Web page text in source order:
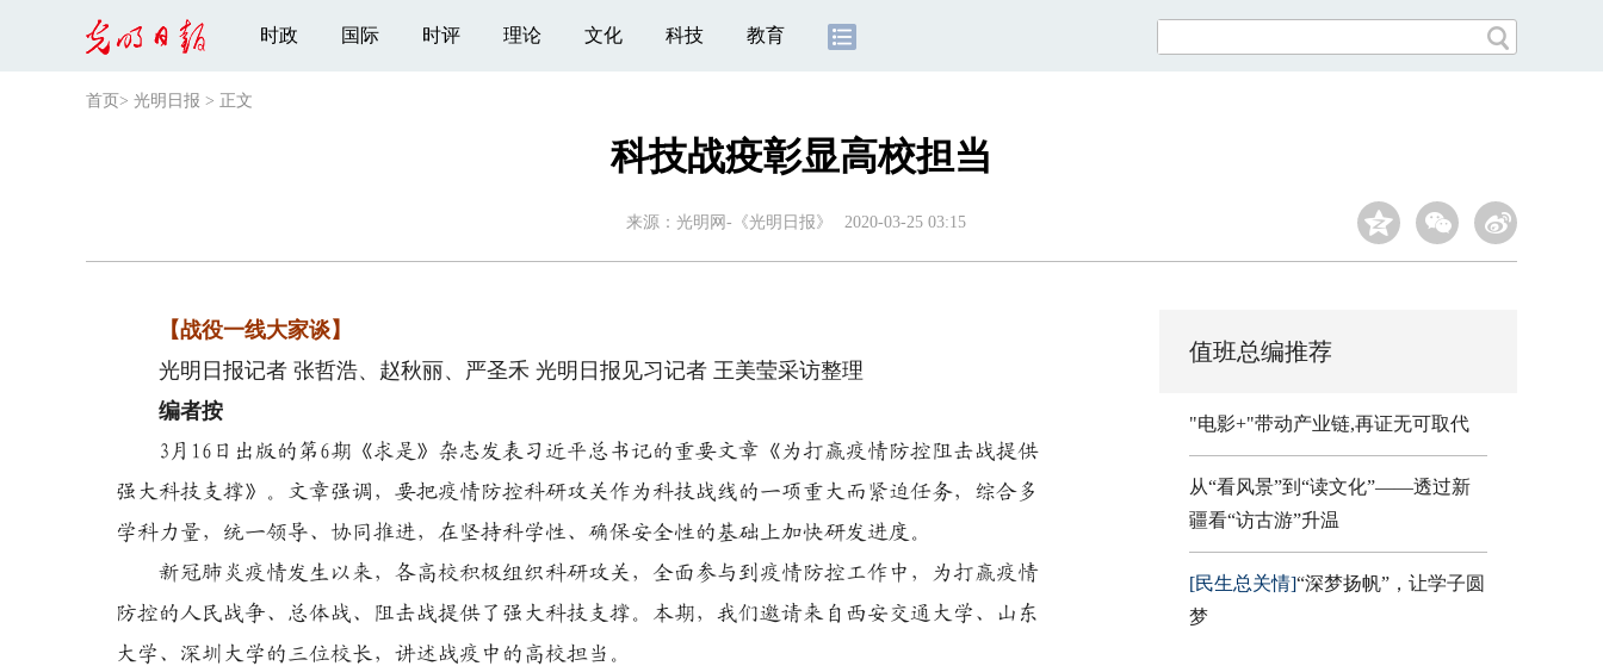
时政 国际 时评 理论 文化 科技 教育
首页 > 光明日报 > 正文
科技战疫彰显高校担当
来源： 光明网-《光明日报》 2020-03-25 03:15
【战役一线大家谈】
光明日报记者 张哲浩、赵秋丽、严圣禾 光明日报见习记者 王美莹采访整理
编者按
3月16日出版的第6期《求是》杂志发表习近平总书记的重要文章《为打赢疫情防控阻击战提供
强大科技支撑》。文章强调，要把疫情防控科研攻关作为科技战线的一项重大而紧迫任务，综合多
学科力量，统一领导、协同推进，在坚持科学性、确保安全性的基础上加快研发进度。
新冠肺炎疫情发生以来，各高校积极组织科研攻关，全面参与到疫情防控工作中，为打赢疫情
防控的人民战争、总体战、阻击战提供了强大科技支撑。本期，我们邀请来自西安交通大学、山东
大学、深圳大学的三位校长，讲述战疫中的高校担当。
值班总编推荐
"电影+"带动产业链,再证无可取代
从“看风景”到“读文化”——透过新
疆看“访古游”升温
[民生总关情]“深梦扬帆”，让学子圆
梦